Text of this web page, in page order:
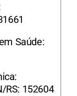
Saúde:
RS: 152604